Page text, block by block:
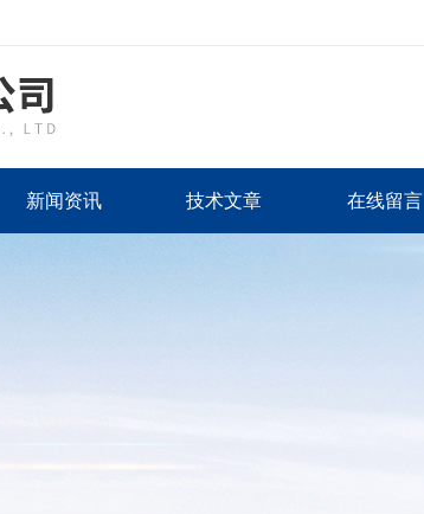
新闻资讯 技术文章 在线留言